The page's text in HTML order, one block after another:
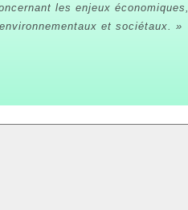
les enjeux économiques,
environnementaux et sociétaux. »